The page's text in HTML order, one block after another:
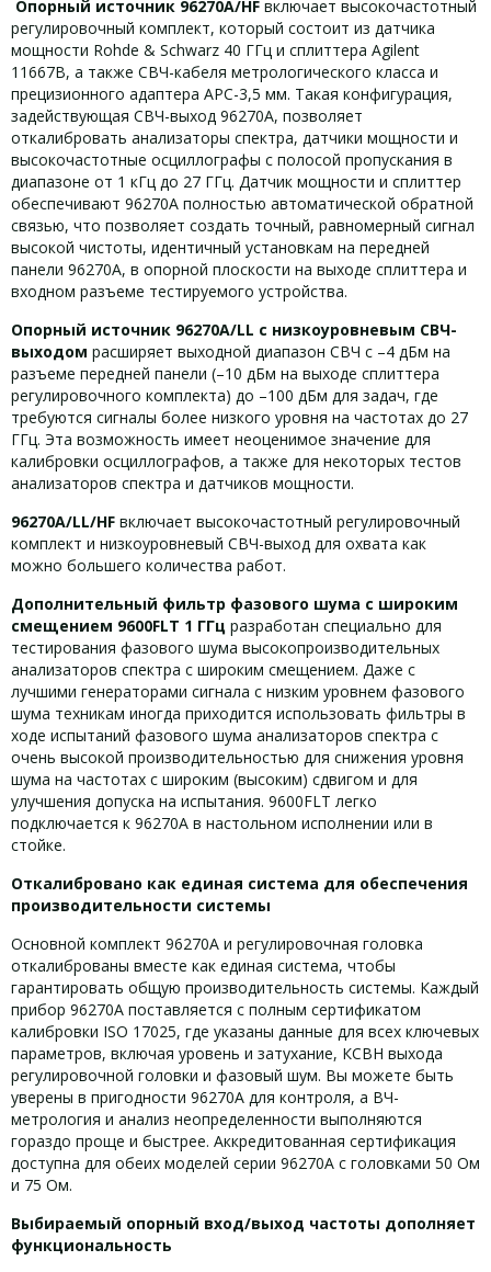
Опорный источник 96270A/HF включает высокочастотный
регулировочный комплект, который состоит из датчика
мощности Rohde & Schwarz 40 ГГц и сплиттера Agilent
11667B, а также СВЧ-кабеля метрологического класса и
прецизионного адаптера APC-3,5 мм. Такая конфигурация,
задействующая СВЧ-выход 96270A, позволяет
откалибровать анализаторы спектра, датчики мощности и
высокочастотные осциллографы с полосой пропускания в
диапазоне от 1 кГц до 27 ГГц. Датчик мощности и сплиттер
обеспечивают 96270A полностью автоматической обратной
связью, что позволяет создать точный, равномерный сигнал
высокой чистоты, идентичный установкам на передней
панели 96270A, в опорной плоскости на выходе сплиттера и
входном разъеме тестируемого устройства.
Опорный источник 96270A/LL с низкоуровневым СВЧ-
выходом расширяет выходной диапазон СВЧ с –4 дБм на
разъеме передней панели (–10 дБм на выходе сплиттера
регулировочного комплекта) до –100 дБм для задач, где
требуются сигналы более низкого уровня на частотах до 27
ГГц. Эта возможность имеет неоценимое значение для
калибровки осциллографов, а также для некоторых тестов
анализаторов спектра и датчиков мощности.
96270A/LL/HF включает высокочастотный регулировочный
комплект и низкоуровневый СВЧ-выход для охвата как
можно большего количества работ.
Дополнительный фильтр фазового шума с широким
смещением 9600FLT 1 ГГц разработан специально для
тестирования фазового шума высокопроизводительных
анализаторов спектра с широким смещением. Даже с
лучшими генераторами сигнала с низким уровнем фазового
шума техникам иногда приходится использовать фильтры в
ходе испытаний фазового шума анализаторов спектра с
очень высокой производительностью для снижения уровня
шума на частотах с широким (высоким) сдвигом и для
улучшения допуска на испытания. 9600FLT легко
подключается к 96270A в настольном исполнении или в
стойке.
Откалибровано как единая система для обеспечения
производительности системы
Основной комплект 96270A и регулировочная головка
откалиброваны вместе как единая система, чтобы
гарантировать общую производительность системы. Каждый
прибор 96270A поставляется с полным сертификатом
калибровки ISO 17025, где указаны данные для всех ключевых
параметров, включая уровень и затухание, КСВН выхода
регулировочной головки и фазовый шум. Вы можете быть
уверены в пригодности 96270A для контроля, а ВЧ-
метрология и анализ неопределенности выполняются
гораздо проще и быстрее. Аккредитованная сертификация
доступна для обеих моделей серии 96270A с головками 50 Ом
и 75 Ом.
Выбираемый опорный вход/выход частоты дополняет
функциональность